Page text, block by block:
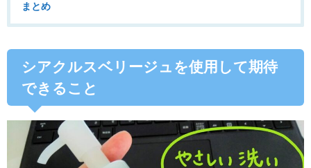
まとめ
シアクルスベリージュを使用して期待
できること